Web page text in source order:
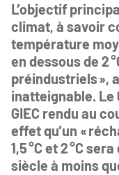
L’objectif
climat, à savoir
température
en dessous de 2
préindustriels »,
inatteignable. Le
GIEC rendu au
effet qu’un «
1,5 °C et 2 °C
siècle à moins